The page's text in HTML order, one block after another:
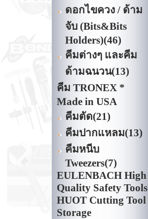
ดอกไขควง / ด้าม
จับ (Bits&Bits
Holders)(46)
คีมต่างๆ และคีม
ด้ามฉนวน(13)
คีม TRONEX *
Made in USA
คีมตัด(21)
คีมปากแหลม(13)
คีมหนีบ
Tweezers(7)
EULENBACH High
Quality Safety Tools
HUOT Cutting Tool
Storage